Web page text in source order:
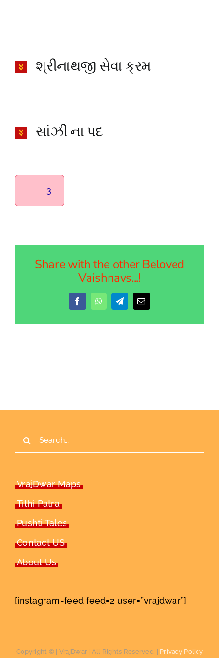
શ્રીનાથજી સેવા ક્રમ
સાંઝી ના પદ
3
Share with the other Beloved
Vaishnavs...!
FacebookWhatsAppTelegramEmail
VrajDwar Maps
Tithi Patra
Pushti Tales
Contact US
About Us
[instagram-feed feed=2 user=”vrajdwar”]
Copyright © | VrajDwar | All Rights Reserved. | Privacy Policy